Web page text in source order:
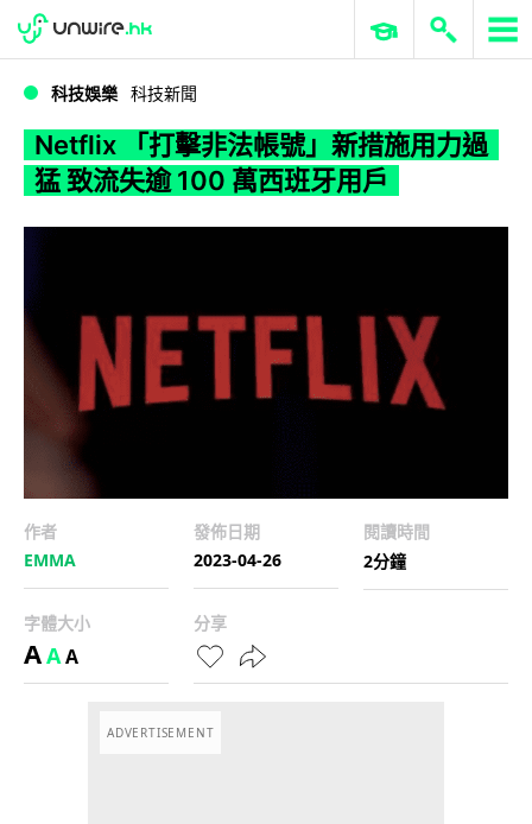
WWDC 2026 ERP 與商業 AI
科技娛樂 科技新聞
Netflix 「打擊非法帳號」新措施用力過
猛 致流失逾 100 萬西班牙用戶
作者
EMMA
發佈日期
2023-04-26
閱讀時間
2分鐘
字體大小
AAA
分享
ADVERTISEMENT